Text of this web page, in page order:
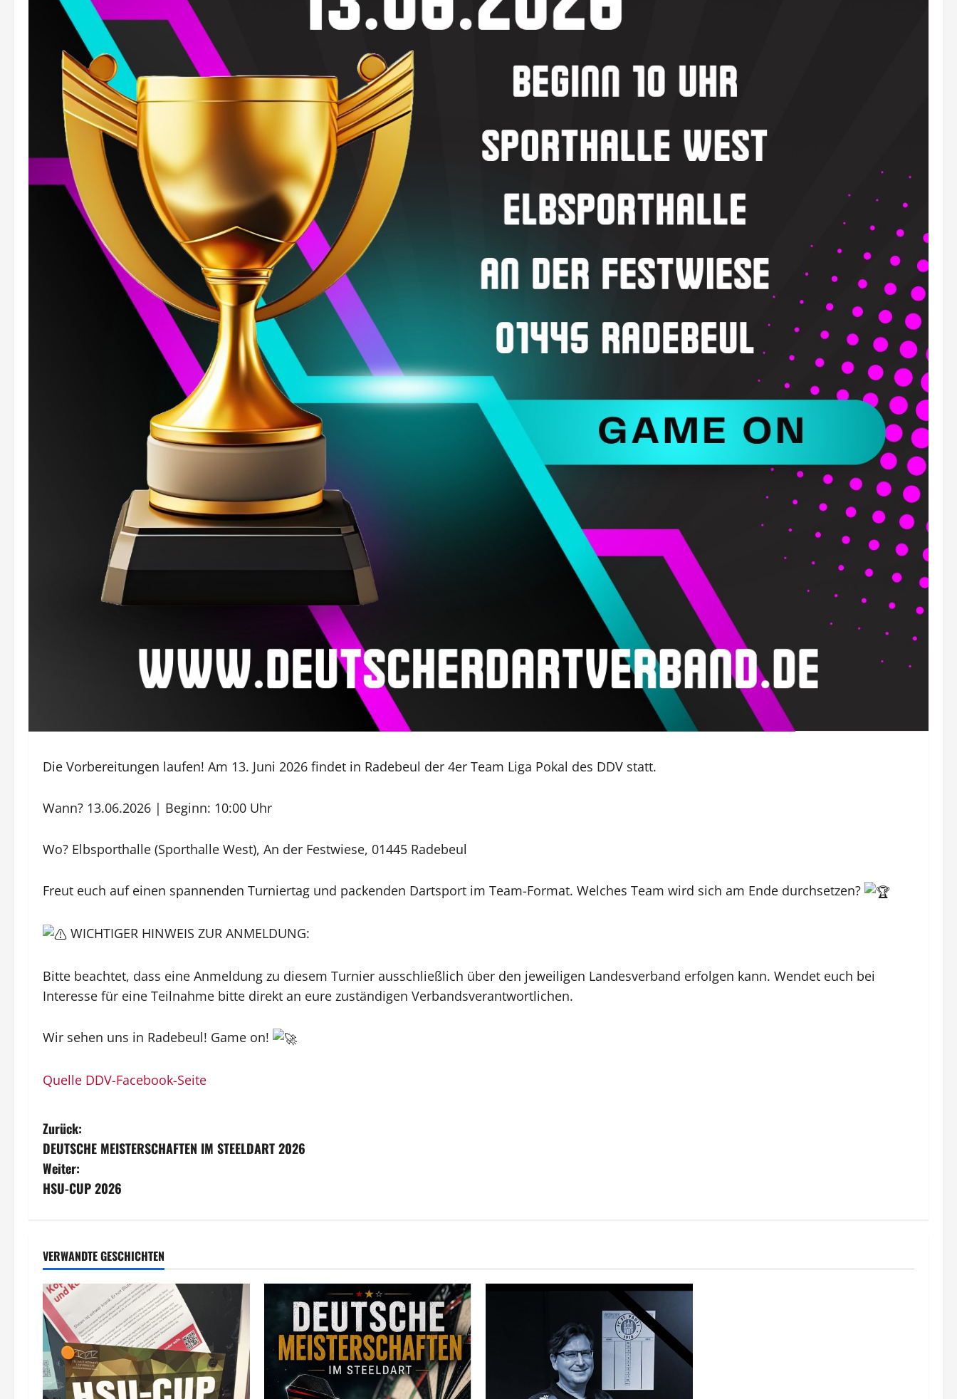
Die Vorbereitungen laufen! Am 13. Juni 2026 findet in Radebeul der 4er Team Liga Pokal des DDV statt.
​Wann? 13.06.2026 | Beginn: 10:00 Uhr
​Wo? Elbsporthalle (Sporthalle West), An der Festwiese, 01445 Radebeul
​Freut euch auf einen spannenden Turniertag und packenden Dartsport im Team-Format. Welches Team wird sich am Ende durchsetzen?
WICHTIGER HINWEIS ZUR ANMELDUNG:
Bitte beachtet, dass eine Anmeldung zu diesem Turnier ausschließlich über den jeweiligen Landesverband erfolgen kann. Wendet euch bei
Interesse für eine Teilnahme bitte direkt an eure zuständigen Verbandsverantwortlichen.
​Wir sehen uns in Radebeul! Game on!
Quelle DDV-Facebook-Seite
B
e
i
r
a
g
s
n
Zurück:
DEUTSCHE MEISTERSCHAFTEN IM STEELDART 2026
Weiter:
HSU-CUP 2026
VERWANDTE GESCHICHTEN